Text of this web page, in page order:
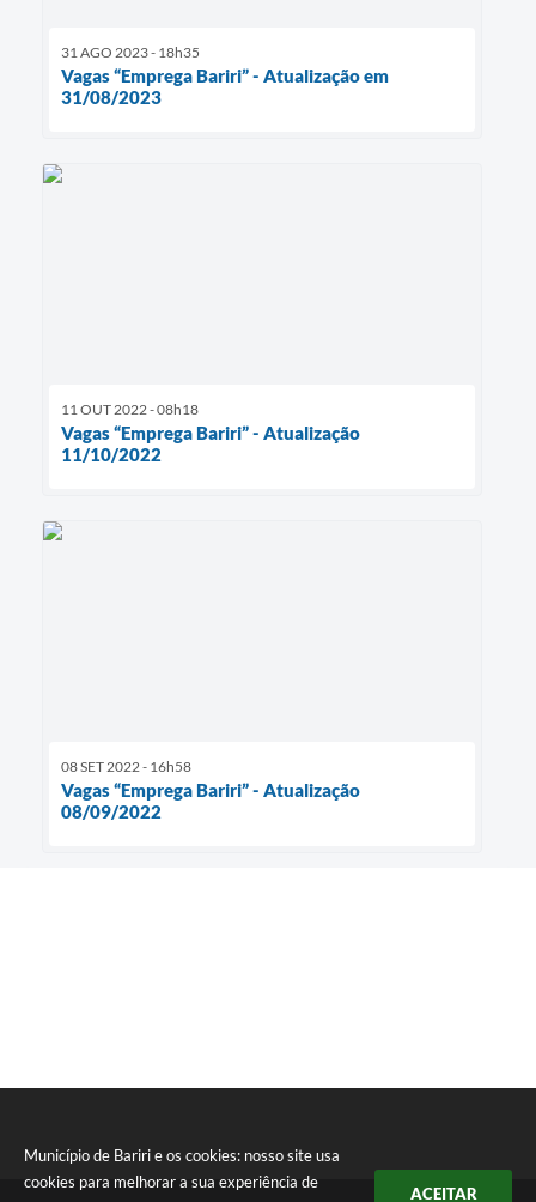
Município de Bariri e os cookies: nosso site usa
cookies para melhorar a sua experiência de
ACEITAR
31 AGO 2023 - 18h35
Vagas “Emprega Bariri” - Atualização em
31/08/2023
11 OUT 2022 - 08h18
Vagas “Emprega Bariri” - Atualização
11/10/2022
08 SET 2022 - 16h58
Vagas “Emprega Bariri” - Atualização
08/09/2022